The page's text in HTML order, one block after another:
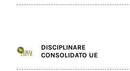
DISCIPLINARE
CONSOLIDATO UE